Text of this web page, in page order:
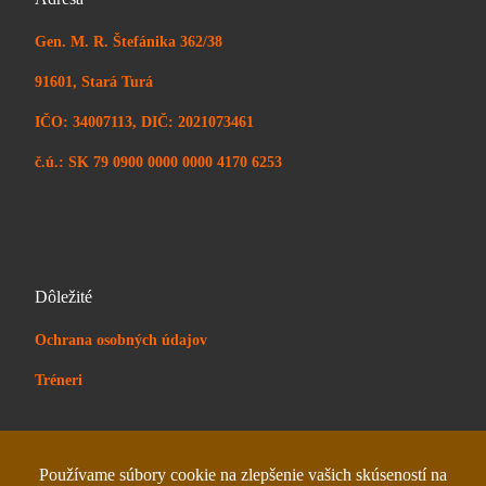
Gen. M. R. Štefánika 362/38
91601, Stará Turá
IČO: 34007113, DIČ: 2021073461
č.ú.: SK 79 0900 0000 0000 4170 6253
Dôležité
Ochrana osobných údajov
Tréneri